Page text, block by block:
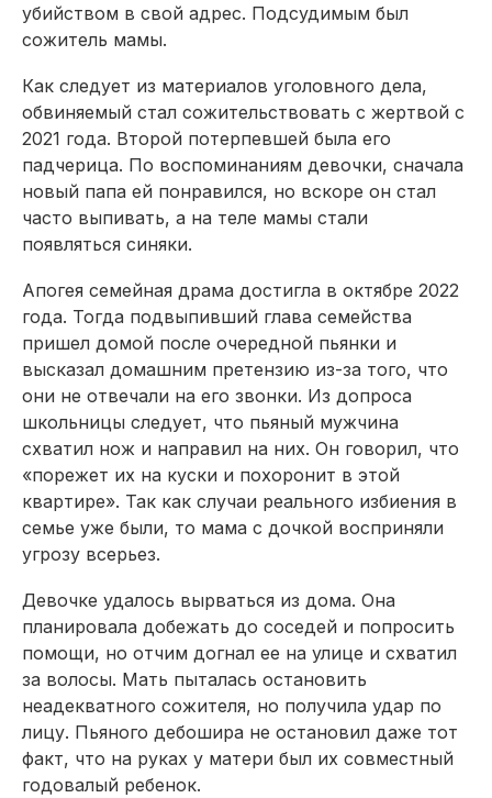
убийством в свой адрес. Подсудимым был
сожитель мамы.
Как следует из материалов уголовного дела,
обвиняемый стал сожительствовать с жертвой с
2021 года. Второй потерпевшей была его
падчерица. По воспоминаниям девочки, сначала
новый папа ей понравился, но вскоре он стал
часто выпивать, а на теле мамы стали
появляться синяки.
Апогея семейная драма достигла в октябре 2022
года. Тогда подвыпивший глава семейства
пришел домой после очередной пьянки и
высказал домашним претензию из-за того, что
они не отвечали на его звонки. Из допроса
школьницы следует, что пьяный мужчина
схватил нож и направил на них. Он говорил, что
«порежет их на куски и похоронит в этой
квартире». Так как случаи реального избиения в
семье уже были, то мама с дочкой восприняли
угрозу всерьез.
Девочке удалось вырваться из дома. Она
планировала добежать до соседей и попросить
помощи, но отчим догнал ее на улице и схватил
за волосы. Мать пыталась остановить
неадекватного сожителя, но получила удар по
лицу. Пьяного дебошира не остановил даже тот
факт, что на руках у матери был их совместный
годовалый ребенок.